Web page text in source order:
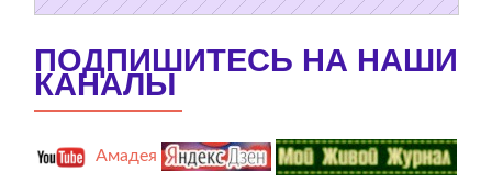
ПОДПИШИТЕСЬ НА НАШИ
КАНАЛЫ
Амадея